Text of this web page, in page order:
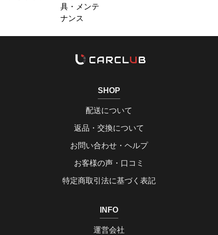
具・メンテ
ナンス
SHOP
配送について
返品・交換について
お問い合わせ・ヘルプ
お客様の声・口コミ
特定商取引法に基づく表記
INFO
運営会社